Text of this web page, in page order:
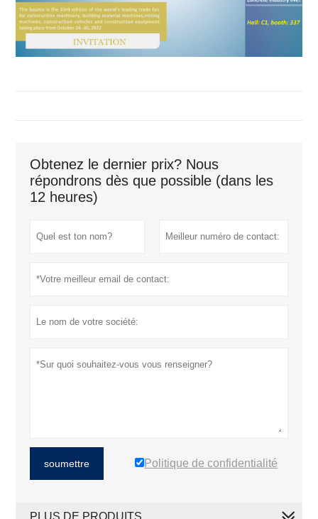
Obtenez le dernier prix? Nous
répondrons dès que possible (dans les
12 heures)
soumettre Politique de confidentialité